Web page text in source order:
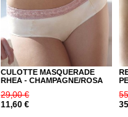
CULOTTE MASQUERADE
RHEA - CHAMPAGNE/ROSA
29,00 €
11,60 €